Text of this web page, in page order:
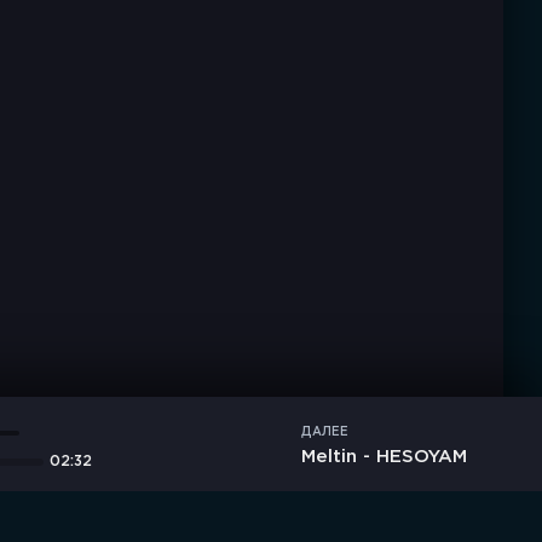
02:32
ДАЛЕЕ
Meltin - HESOYAM